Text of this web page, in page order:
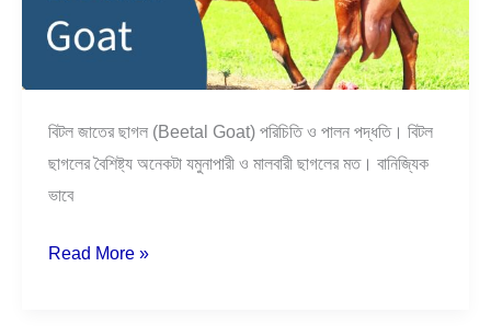
বিটল জাতের ছাগল (Beetal Goat) পরিচিতি ও পালন পদ্ধতি। বিটল
ছাগলের বৈশিষ্ট্য অনেকটা যমুনাপারী ও মালবারী ছাগলের মত। বানিজ্যিক
ভাবে
Read More »